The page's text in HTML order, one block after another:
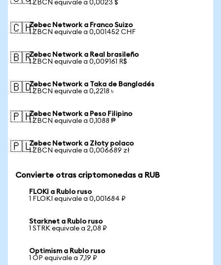
1 ZBCN equivale a 0,0023 $
🇨🇭Zebec Network a Franco Suizo
1 ZBCN equivale a 0,001452 CHF
🇧🇷Zebec Network a Real brasileño
1 ZBCN equivale a 0,009161 R$
🇧🇩Zebec Network a Taka de Bangladés
1 ZBCN equivale a 0,2218 ৳
🇵🇭Zebec Network a Peso Filipino
1 ZBCN equivale a 0,1088 ₱
🇵🇱Zebec Network a Złoty polaco
1 ZBCN equivale a 0,006689 zł
Convierte otras criptomonedas a RUB
FLOKI a Rublo ruso
1 FLOKI equivale a 0,001684 ₽
Starknet a Rublo ruso
1 STRK equivale a 2,08 ₽
Optimism a Rublo ruso
1 OP equivale a 7,19 ₽